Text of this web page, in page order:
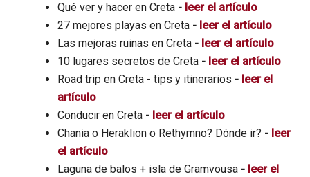
Qué ver y hacer en Creta - leer el artículo
27 mejores playas en Creta - leer el artículo
Las mejoras ruinas en Creta - leer el artículo
10 lugares secretos de Creta - leer el artículo
Road trip en Creta - tips y itinerarios - leer el
artículo
Conducir en Creta - leer el artículo
Chania o Heraklion o Rethymno? Dónde ir? - leer
el artículo
Laguna de balos + isla de Gramvousa - leer el